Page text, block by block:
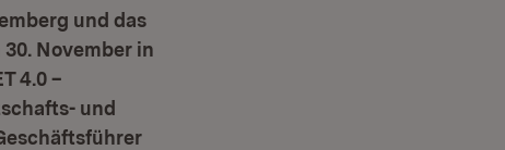
und das
November in
4.0 –
und